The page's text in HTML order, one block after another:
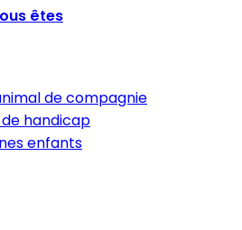
êtes
de compagnie
handicap
enfants